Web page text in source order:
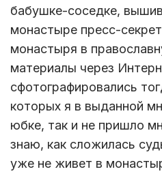
бабушке-соседке,
монастыре пресс-
монастыря в
материалы через
сфотографировались
которых я в выданной
юбке, так и не пришло
знаю, как сложилась
уже не живет в